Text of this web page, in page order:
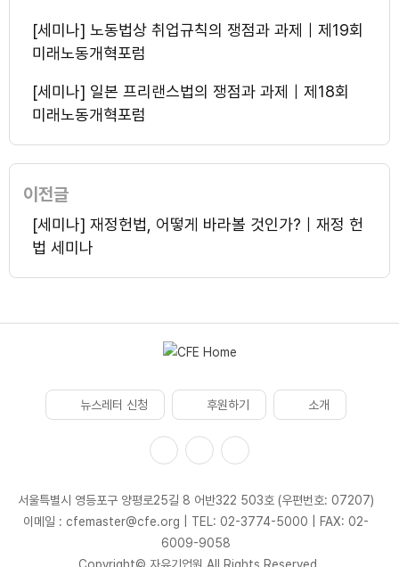
[세미나] 노동법상 취업규칙의 쟁점과 과제｜제19회
미래노동개혁포럼
[세미나] 일본 프리랜스법의 쟁점과 과제｜제18회
미래노동개혁포럼
이전글
[세미나] 재정헌법, 어떻게 바라볼 것인가?｜재정 헌
법 세미나
뉴스레터 신청 후원하기 소개
서울특별시 영등포구 양평로25길 8 어반322 503호 (우편번호: 07207)
이메일 : cfemaster@cfe.org
TEL: 02-3774-5000
FAX: 02-
6009-9058
Copyright© 자유기업원 All Rights Reserved.